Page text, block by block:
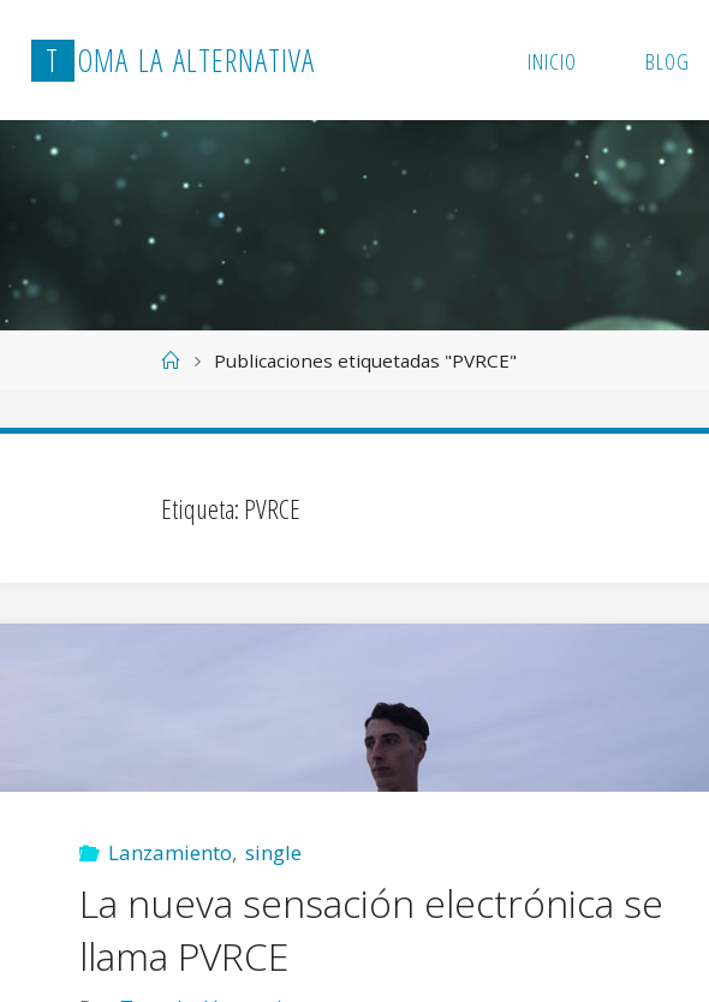
T OMA LA ALTERNATIVA INICIO BLOG
Página
Inicio
Publicaciones etiquetadas "PVRCE"
Etiqueta: PVRCE
Lanzamiento, single
La nueva sensación electrónica se
llama PVRCE